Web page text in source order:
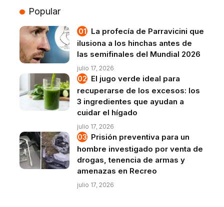
Popular
La profecía de Parravicini que
ilusiona a los hinchas antes de
las semifinales del Mundial 2026
julio 17, 2026
El jugo verde ideal para
recuperarse de los excesos: los
3 ingredientes que ayudan a
cuidar el hígado
julio 17, 2026
Prisión preventiva para un
hombre investigado por venta de
drogas, tenencia de armas y
amenazas en Recreo
julio 17, 2026